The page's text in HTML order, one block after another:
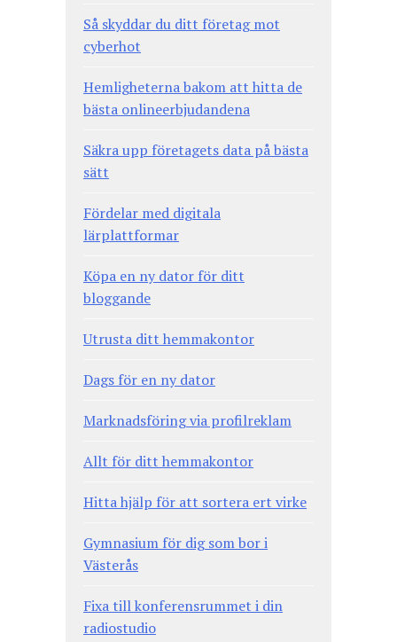
Så skyddar du ditt företag mot
cyberhot
Hemligheterna bakom att hitta de
bästa onlineerbjudandena
Säkra upp företagets data på bästa
sätt
Fördelar med digitala
lärplattformar
Köpa en ny dator för ditt
bloggande
Utrusta ditt hemmakontor
Dags för en ny dator
Marknadsföring via profilreklam
Allt för ditt hemmakontor
Hitta hjälp för att sortera ert virke
Gymnasium för dig som bor i
Västerås
Fixa till konferensrummet i din
radiostudio